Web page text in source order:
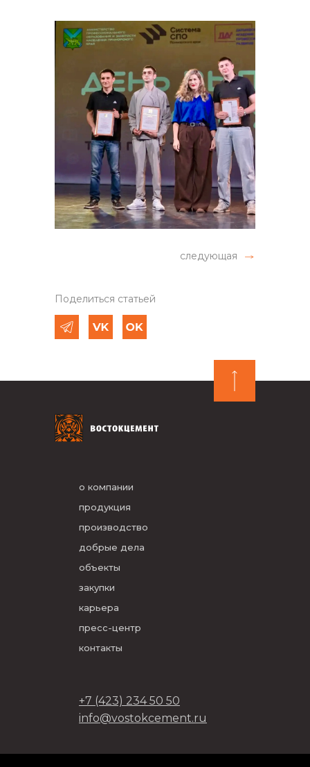
следующая
Поделиться статьей
о компании
продукция
производство
добрые дела
объекты
закупки
карьера
пресс-центр
контакты
+7 (423) 234 50 50
info@vostokcement.ru